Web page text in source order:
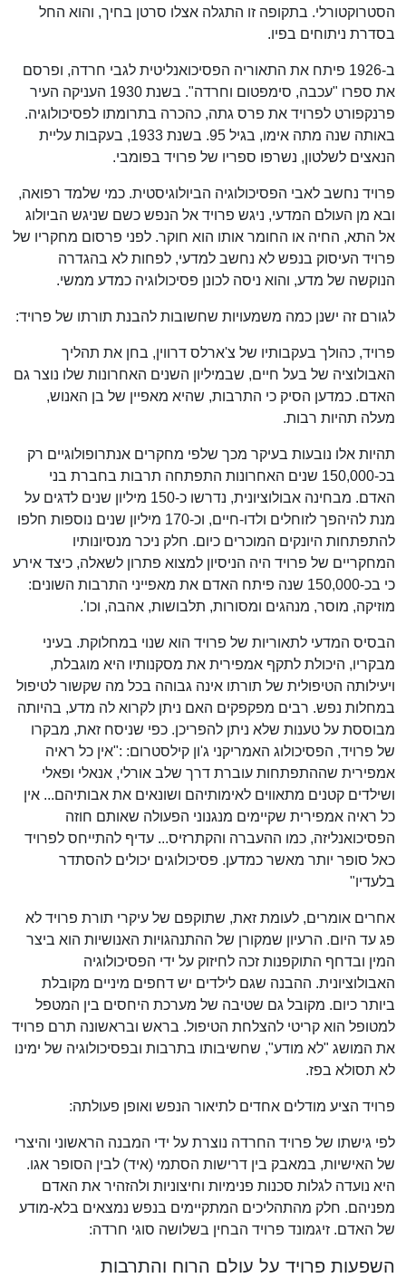
הסטרוקטורלי. בתקופה זו התגלה אצלו סרטן בחיך, והוא החל
בסדרת ניתוחים בפיו.
ב-1926 פיתח את התאוריה הפסיכואנליטית לגבי חרדה, ופרסם
את ספרו "עכבה, סימפטום וחרדה". בשנת 1930 העניקה העיר
פרנקפורט לפרויד את פרס גתה, כהכרה בתרומתו לפסיכולוגיה.
באותה שנה מתה אימו, בגיל 95. בשנת 1933, בעקבות עליית
הנאצים לשלטון, נשרפו ספריו של פרויד בפומבי.
פרויד נחשב לאבי הפסיכולוגיה הביולוגיסטית. כמי שלמד רפואה,
ובא מן העולם המדעי, ניגש פרויד אל הנפש כשם שניגש הביולוג
אל התא, החיה או החומר אותו הוא חוקר. לפני פרסום מחקריו של
פרויד העיסוק בנפש לא נחשב למדעי, לפחות לא בהגדרה
הנוקשה של מדע, והוא ניסה לכונן פסיכולוגיה כמדע ממשי.
לגורם זה ישנן כמה משמעויות שחשובות להבנת תורתו של פרויד:
פרויד, כהולך בעקבותיו של צ'ארלס דרווין, בחן את תהליך
האבולוציה של בעל חיים, שבמיליון השנים האחרונות שלו נוצר גם
האדם. כמדען הסיק כי התרבות, שהיא מאפיין של בן האנוש,
מעלה תהיות רבות.
תהיות אלו נובעות בעיקר מכך שלפי מחקרים אנתרופולוגיים רק
בכ-150,000 שנים האחרונות התפתחה תרבות בחברת בני
האדם. מבחינה אבולוציונית, נדרשו כ-150 מיליון שנים לדגים על
מנת להיהפך לזוחלים ולדו-חיים, וכ-170 מיליון שנים נוספות חלפו
להתפתחות היונקים המוכרים כיום. חלק ניכר מנסיונותיו
המחקריים של פרויד היה הניסיון למצוא פתרון לשאלה, כיצד אירע
כי בכ-150,000 שנה פיתח האדם את מאפייני התרבות השונים:
מוזיקה, מוסר, מנהגים ומסורות, תלבושות, אהבה, וכו'.
הבסיס המדעי לתאוריות של פרויד הוא שנוי במחלוקת. בעיני
מבקריו, היכולת לתקף אמפירית את מסקנותיו היא מוגבלת,
ויעילותה הטיפולית של תורתו אינה גבוהה בכל מה שקשור לטיפול
במחלות נפש. רבים מפקפקים האם ניתן לקרוא לה מדע, בהיותה
מבוססת על טענות שלא ניתן להפריכן. כפי שניסח זאת, מבקרו
של פרויד, הפסיכולוג האמריקני ג'ון קילסטרום: :"אין כל ראיה
אמפירית שההתפתחות עוברת דרך שלב אורלי, אנאלי ופאלי
ושילדים קטנים מתאווים לאימותיהם ושונאים את אבותיהם... אין
כל ראיה אמפירית שקיימים מנגנוני הפעולה שאותם חוזה
הפסיכואנליזה, כמו ההעברה והקתרזיס... עדיף להתייחס לפרויד
כאל סופר יותר מאשר כמדען. פסיכולוגים יכולים להסתדר
בלעדיו"
אחרים אומרים, לעומת זאת, שתוקפם של עיקרי תורת פרויד לא
פג עד היום. הרעיון שמקורן של ההתנהגויות האנושיות הוא ביצר
המין ובדחף התוקפנות זכה לחיזוק על ידי הפסיכולוגיה
האבולוציונית. ההבנה שגם לילדים יש דחפים מיניים מקובלת
ביותר כיום. מקובל גם שטיבה של מערכת היחסים בין המטפל
למטופל הוא קריטי להצלחת הטיפול. בראש ובראשונה תרם פרויד
את המושג "לא מודע", שחשיבותו בתרבות ובפסיכולוגיה של ימינו
לא תסולא בפז.
פרויד הציע מודלים אחדים לתיאור הנפש ואופן פעולתה:
לפי גישתו של פרויד החרדה נוצרת על ידי המבנה הראשוני והיצרי
של האישיות, במאבק בין דרישות הסתמי (איד) לבין הסופר אגו.
היא נועדה לגלות סכנות פנימיות וחיצוניות ולהזהיר את האדם
מפניהם. חלק מהתהליכים המתקיימים בנפש נמצאים בלא-מודע
של האדם. זיגמונד פרויד הבחין בשלושה סוגי חרדה:
השפעות פרויד על עולם הרוח והתרבות